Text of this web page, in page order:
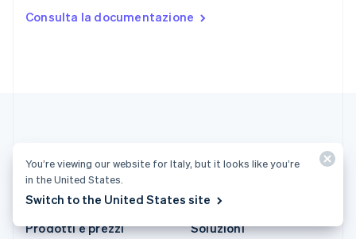
Consulta la documentazione
English Español简体中文
Prodotti e prezzi Soluzioni
You’re viewing our website for Italy, but it looks like you’re
in the United States.
Switch to the United States site